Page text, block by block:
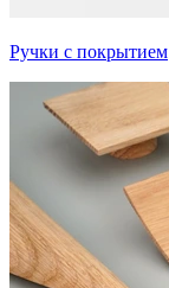
Ручки с покрытием